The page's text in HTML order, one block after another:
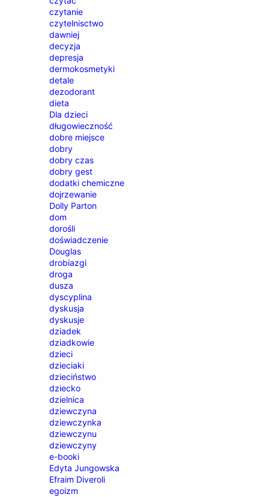
czytanie
czytelnisctwo
dawniej
decyzja
depresja
dermokosmetyki
detale
dezodorant
dieta
Dla dzieci
długowieczność
dobre miejsce
dobry
dobry czas
dobry gest
dodatki chemiczne
dojrzewanie
Dolly Parton
dom
dorośli
doświadczenie
Douglas
drobiazgi
droga
dusza
dyscyplina
dyskusja
dyskusje
dziadek
dziadkowie
dzieci
dzieciaki
dzieciństwo
dziecko
dzielnica
dziewczyna
dziewczynka
dziewczynu
dziewczyny
e-booki
Edyta Jungowska
Efraim Diveroli
egoizm